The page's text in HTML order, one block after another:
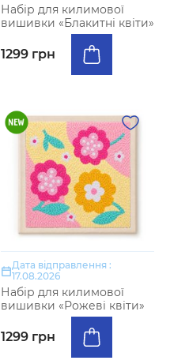
Набір для килимової
вишивки «Блакитні квіти»
1299 грн
Дата відправлення :
17.08.2026
Набір для килимової
вишивки «Рожеві квіти»
1299 грн